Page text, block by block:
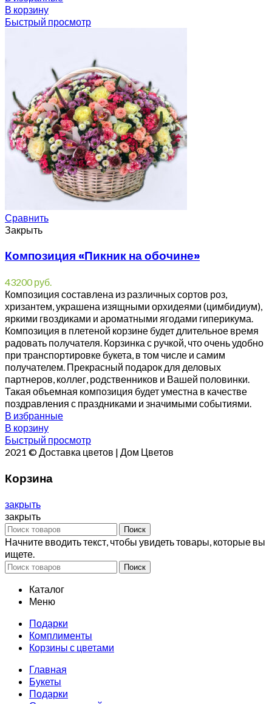
В корзину
Быстрый просмотр
Сравнить
Закрыть
Композиция «Пикник на обочине»
43200руб.
Композиция составлена из различных сортов роз,
хризантем, украшена изящными орхидеями (цимбидиум),
яркими гвоздиками и ароматными ягодами гиперикума.
Композиция в плетеной корзине будет длительное время
радовать получателя. Корзинка с ручкой, что очень удобно
при транспортировке букета, в том числе и самим
получателем. Прекрасный подарок для деловых
партнеров, коллег, родственников и Вашей половинки.
Такая объемная композиция будет уместна в качестве
поздравления с праздниками и значимыми событиями.
В избранные
В корзину
Быстрый просмотр
2021 © Доставка цветов | Дом Цветов
Корзина
закрыть
закрыть
Поиск
Начните вводить текст, чтобы увидеть товары, которые вы
ищете.
Поиск
Каталог
Меню
Подарки
Комплименты
Корзины с цветами
Главная
Букеты
Подарки